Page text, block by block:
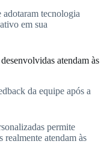
adotaram tecnologia
em sua
atendam às
da equipe após a
permite
realmente atendam às